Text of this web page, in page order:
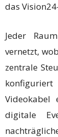
das
Jeder
vernetzt,
zentrale
digitale